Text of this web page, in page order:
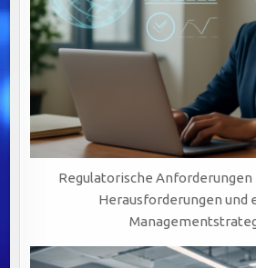
Regulatorische Anforderungen
Herausforderungen und